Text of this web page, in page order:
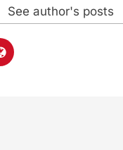
See author's posts